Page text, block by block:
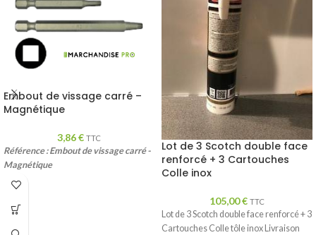
Embout de vissage carré –
Magnétique
3,86€ TTC
Référence : Embout de vissage carré -
Magnétique
Lot de 3 Scotch double face
renforcé + 3 Cartouches
Colle inox
105,00€ TTC
Lot de 3 Scotch double face renforcé + 3
Cartouches Colle tôle inox Livraison